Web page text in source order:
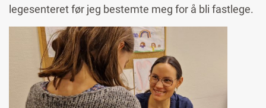
legesenteret før jeg bestemte meg for å bli fastlege.